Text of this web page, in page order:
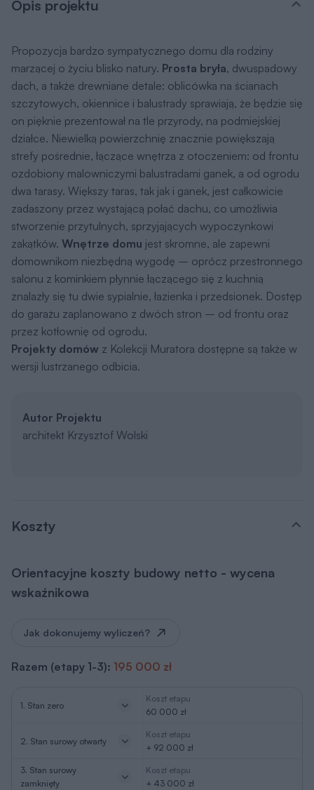
Opis projektu
Propozycja bardzo sympatycznego domu dla rodziny
marzącej o życiu blisko natury. Prosta bryła, dwuspadowy
dach, a także drewniane detale: oblicówka na ścianach
szczytowych, okiennice i balustrady sprawiają, że będzie się
on pięknie prezentował na tle przyrody, na podmiejskiej
działce. Niewielką powierzchnię znacznie powiększają
strefy pośrednie, łączące wnętrza z otoczeniem: od frontu
ozdobiony malowniczymi balustradami ganek, a od ogrodu
dwa tarasy. Większy taras, tak jak i ganek, jest całkowicie
zadaszony przez wystającą połać dachu, co umożliwia
stworzenie przytulnych, sprzyjających wypoczynkowi
zakątków. Wnętrze domu jest skromne, ale zapewni
domownikom niezbędną wygodę – oprócz przestronnego
salonu z kominkiem płynnie łączącego się z kuchnią
znalazły się tu dwie sypialnie, łazienka i przedsionek. Dostęp
do garażu zaplanowano z dwóch stron – od frontu oraz
przez kotłownię od ogrodu.
Projekty domów z Kolekcji Muratora dostępne są także w
wersji lustrzanego odbicia.
Autor Projektu
architekt Krzysztof Wolski
Koszty
Orientacyjne koszty budowy netto - wycena
wskaźnikowa
Jak dokonujemy wyliczeń?
Razem (etapy 1-3): 195 000 zł
1. Stan zero
Koszt etapu
60 000 zł
2. Stan surowy otwarty
Koszt etapu
+ 92 000 zł
3. Stan surowy
zamknięty
Koszt etapu
+ 43 000 zł